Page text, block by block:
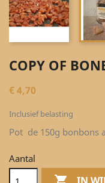
COPY OF
€ 4,70
Inclusief belasting
Pot de 150g bonbons
Aantal